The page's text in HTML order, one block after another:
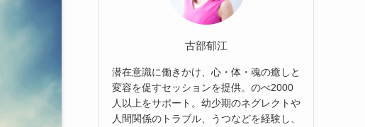
古部郁江
潜在意識に働きかけ、心・体・魂の癒しと
変容を促すセッションを提供。のべ2000
人以上をサポート。幼少期のネグレクトや
人間関係のトラブル、うつなどを経験し、